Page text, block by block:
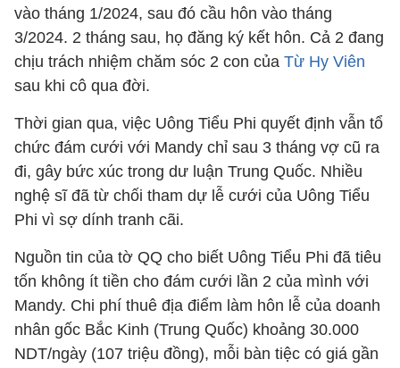
vào tháng 1/2024, sau đó cầu hôn vào tháng
3/2024. 2 tháng sau, họ đăng ký kết hôn. Cả 2 đang
chịu trách nhiệm chăm sóc 2 con của Từ Hy Viên
sau khi cô qua đời.
Thời gian qua, việc Uông Tiểu Phi quyết định vẫn tổ
chức đám cưới với Mandy chỉ sau 3 tháng vợ cũ ra
đi, gây bức xúc trong dư luận Trung Quốc. Nhiều
nghệ sĩ đã từ chối tham dự lễ cưới của Uông Tiểu
Phi vì sợ dính tranh cãi.
Nguồn tin của tờ QQ cho biết Uông Tiểu Phi đã tiêu
tốn không ít tiền cho đám cưới lần 2 của mình với
Mandy. Chi phí thuê địa điểm làm hôn lễ của doanh
nhân gốc Bắc Kinh (Trung Quốc) khoảng 30.000
NDT/ngày (107 triệu đồng), mỗi bàn tiệc có giá gần